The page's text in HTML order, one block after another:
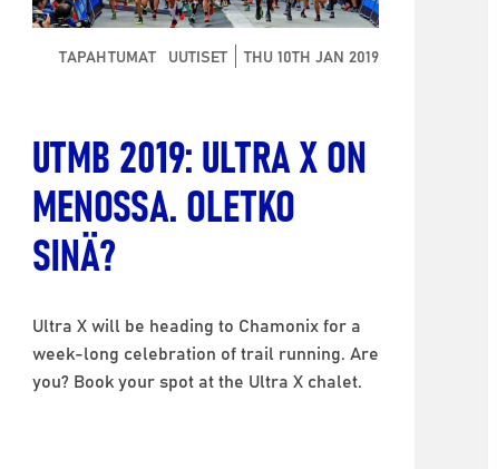
TAPAHTUMAT UUTISET THU 10TH JAN 2019
UTMB 2019: ULTRA X ON
MENOSSA. OLETKO
SINÄ?
Ultra X will be heading to Chamonix for a
week-long celebration of trail running. Are
you? Book your spot at the Ultra X chalet.